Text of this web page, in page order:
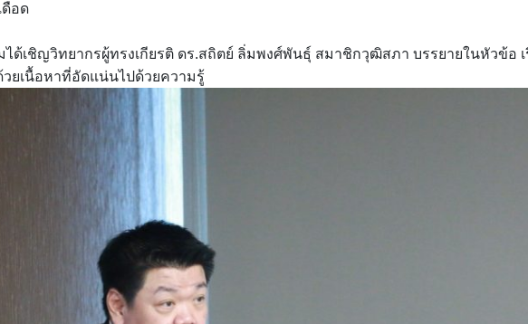
ดือด
ด้เชิญวิทยากรผู้ทรงเกียรติ ดร.สถิตย์ ลิ่มพงศ์พันธุ์ สมาชิกวุฒิสภา บรรยายในหัวข้อ เ
วยเนื้อหาที่อัดแน่นไปด้วยความรู้